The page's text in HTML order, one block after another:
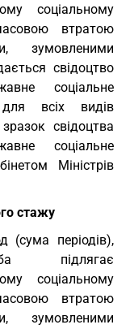
соціальному
втратою
зумовленими
свідоцтво
соціальне
всіх видів
свідоцтва
соціальне
Міністрів
стажу
(сума періодів),
підлягає
соціальному
втратою
зумовленими